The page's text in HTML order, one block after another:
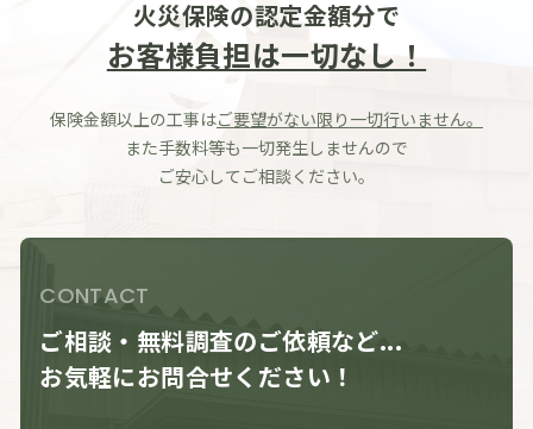
火災保険の認定金額分で
お客様負担は一切なし！
保険金額以上の工事はご要望がない限り一切行いません。
また手数料等も一切発生しませんので
ご安心してご相談ください。
CONTACT
ご相談・無料調査のご依頼など...
お気軽にお問合せください！